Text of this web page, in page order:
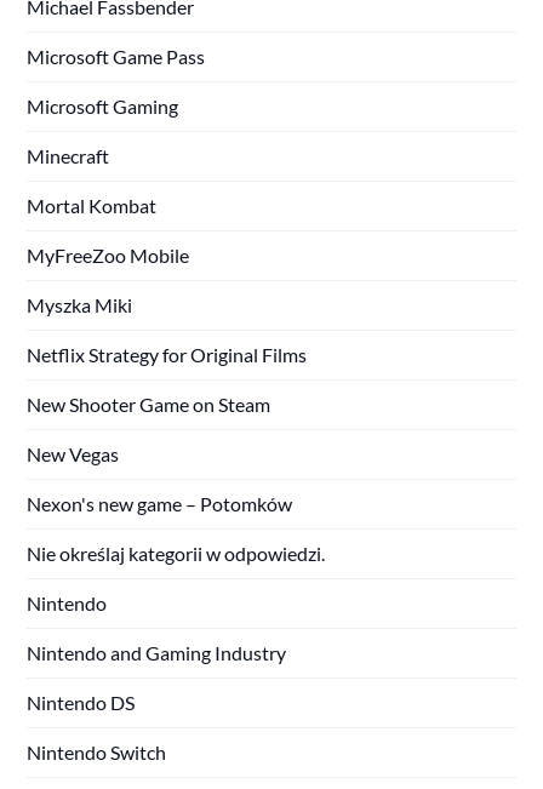
Michael Fassbender
Microsoft Game Pass
Microsoft Gaming
Minecraft
Mortal Kombat
MyFreeZoo Mobile
Myszka Miki
Netflix Strategy for Original Films
New Shooter Game on Steam
New Vegas
Nexon's new game – Potomków
Nie określaj kategorii w odpowiedzi.
Nintendo
Nintendo and Gaming Industry
Nintendo DS
Nintendo Switch